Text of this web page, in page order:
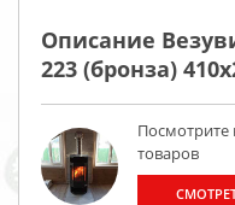
Описание
223 (бронза)
Посмотрите
товаров